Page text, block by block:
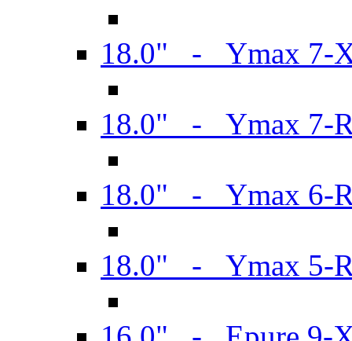
18.0" - Ymax 7-
18.0" - Ymax 7-
18.0" - Ymax 6-
18.0" - Ymax 5-